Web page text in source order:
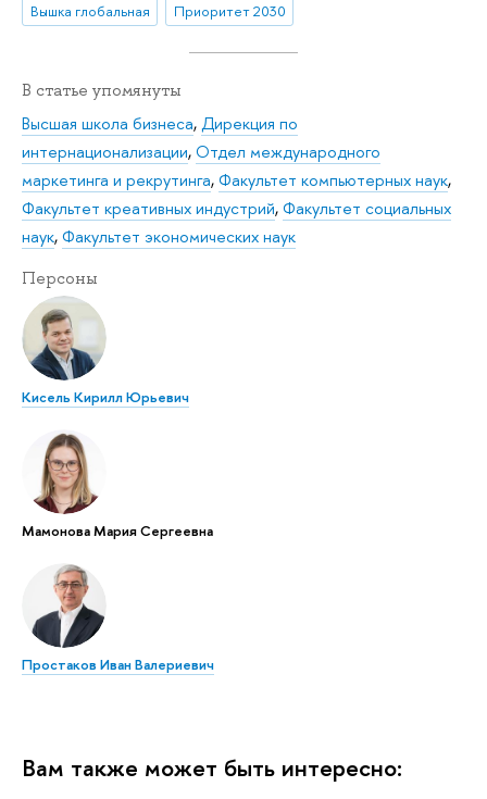
Вышка глобальная
Приоритет 2030
В статье упомянуты
Высшая школа бизнеса,Дирекция по
интернационализации,Отдел международного
маркетинга и рекрутинга,Факультет компьютерных наук,
Факультет креативных индустрий,Факультет социальных
наук,Факультет экономических наук
Персоны
Кисель Кирилл Юрьевич
Мамонова Мария Сергеевна
Простаков Иван Валериевич
Вам также может быть интересно: